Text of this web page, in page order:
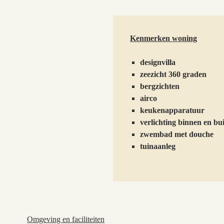
Kenmerken woning
designvilla
zeezicht 360 graden
bergzichten
airco
keukenapparatuur
verlichting binnen en
zwembad met douche
tuinaanleg
Omgeving en faciliteiten